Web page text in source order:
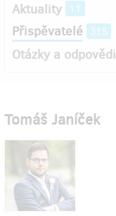
Aktuality
11
Přispěvatelé 315
Otázky a odpovědi
Tomáš Janíček